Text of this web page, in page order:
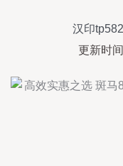
汉印
更新时